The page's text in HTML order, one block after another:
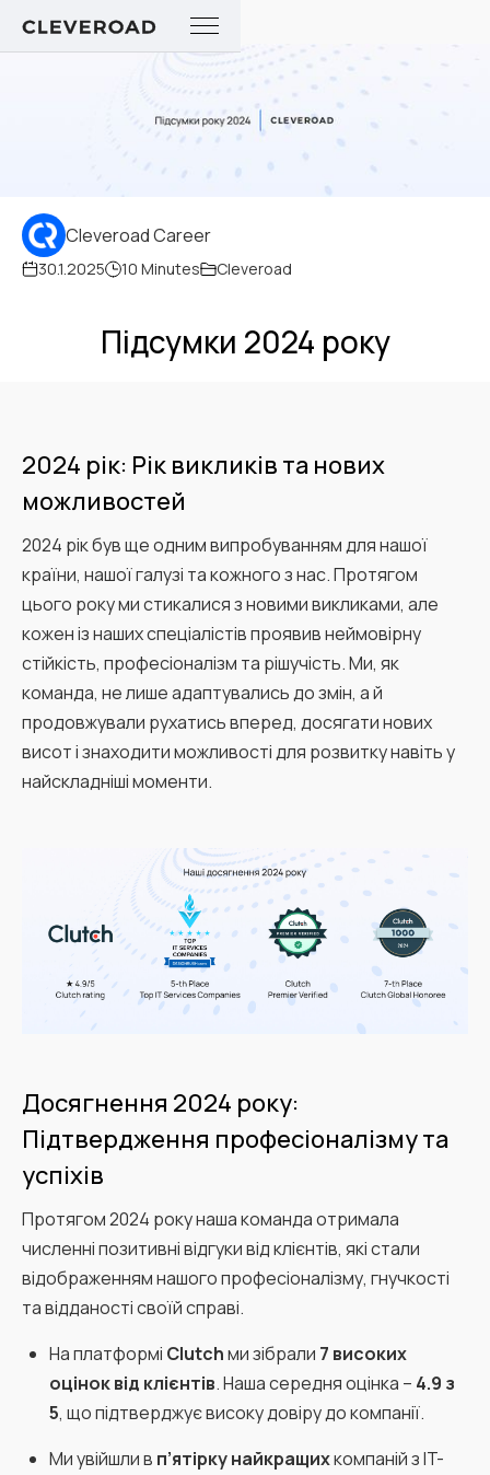
Cleveroad Career
30.1.2025 10 Minutes Cleveroad
Підсумки 2024 року
2024 рік: Рік викликів та нових
можливостей
2024 рік був ще одним випробуванням для нашої
країни, нашої галузі та кожного з нас. Протягом
цього року ми стикалися з новими викликами, але
кожен із наших спеціалістів проявив неймовірну
стійкість, професіоналізм та рішучість. Ми, як
команда, не лише адаптувались до змін, а й
продовжували рухатись вперед, досягати нових
висот і знаходити можливості для розвитку навіть у
найскладніші моменти.
Досягнення 2024 року:
Підтвердження професіоналізму та
успіхів
Протягом 2024 року наша команда отримала
численні позитивні відгуки від клієнтів, які стали
відображенням нашого професіоналізму, гнучкості
та відданості своїй справі.
На платформі Clutchми зібрали 7 високих
оцінок від клієнтів. Наша середня оцінка – 4.9 з
5, що підтверджує високу довіру до компанії.
Ми увійшли в п’ятірку найкращихкомпаній з IT-